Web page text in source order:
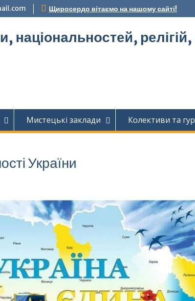
Щиросердо вітаємо на нашому сайті!
національностей,
Мистецькі заклади Колективи та
України